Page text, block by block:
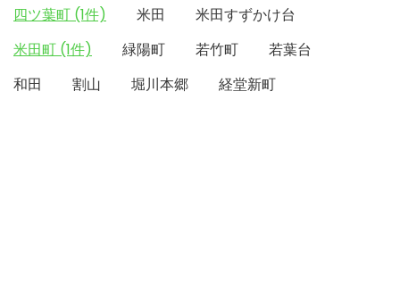
四ツ葉町 (1件)
米田
米田すずかけ台
米田町 (1件)
緑陽町 若竹町
若葉台
和田
割山 堀川本郷 経堂新町